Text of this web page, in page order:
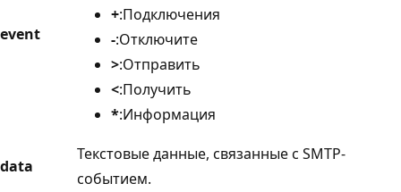
event
+:Подключения
-:Отключите
>:Отправить
<:Получить
*:Информация
data
Текстовые данные, связанные с SMTP-
событием.